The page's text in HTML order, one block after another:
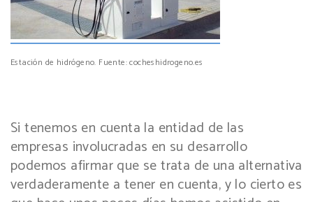
Estación de hidrógeno. Fuente: cocheshidrogeno.es
Si tenemos en cuenta la entidad de las
empresas involucradas en su desarrollo
podemos afirmar que se trata de una alternativa
verdaderamente a tener en cuenta, y lo cierto es